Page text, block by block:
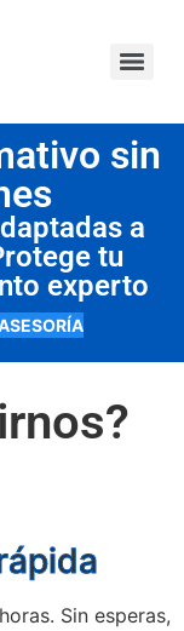
sin
a
tu
experto
Sin esperas,